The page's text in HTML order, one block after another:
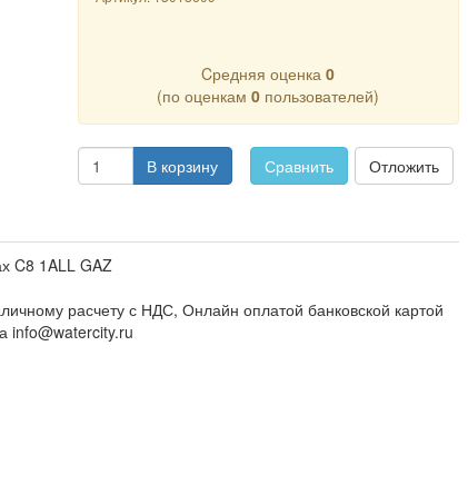
Cредняя оценка0
(по оценкам0 пользователей)
В корзину Сравнить Отложить
C8 1ALL GAZ
расчету с НДС, Онлайн оплатой банковской картой
info@watercity.ru